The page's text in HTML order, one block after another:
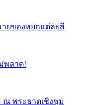
ยของหยกแต่ละสี
พลาด!
ณ พระธาตุเชิงชุม